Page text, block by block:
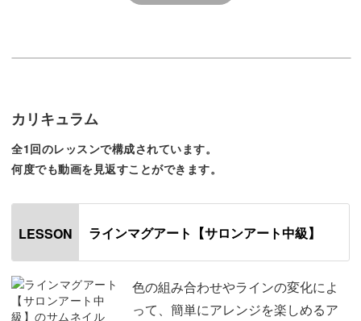
こちらのテクニックだけでも様々なシンプルアートに応用
レッスンではちょうど半分ずつに塗っていますが、それぞ
ほんの少しの変化を加えるだけで、また違った印象に仕上
げることができますよ♪
カリキュラム
全1回のレッスンで構成されています。
何度でも動画を見返すことができます。
LESSON ラインマグアート【サロンアート中級】
色の組み合わせやラインの変化によ
って、簡単にアレンジを楽しめるア